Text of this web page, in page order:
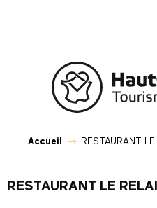
Accueil RESTAURANT
RESTAURANT LE